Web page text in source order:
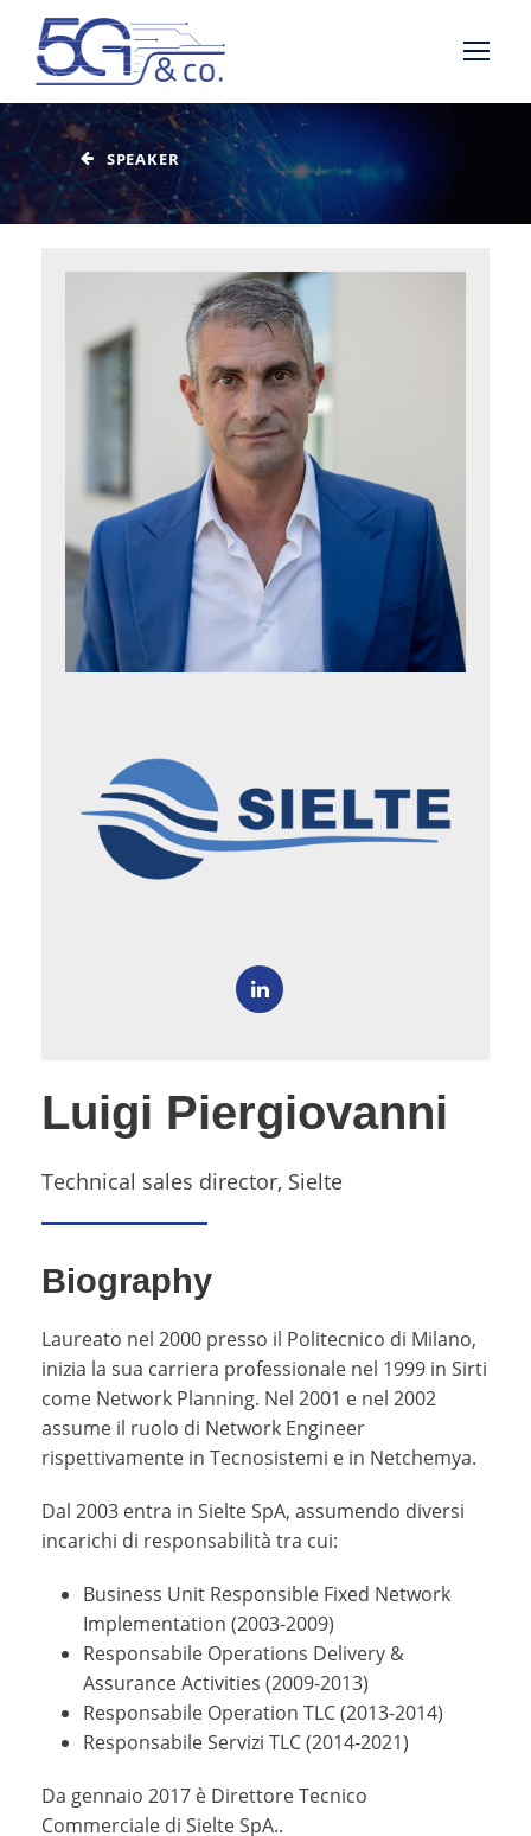
SPEAKER
Luigi Piergiovanni
Technical sales director, Sielte
Biography
Laureato nel 2000 presso il Politecnico di Milano,
inizia la sua carriera professionale nel 1999 in Sirti
come Network Planning. Nel 2001 e nel 2002
assume il ruolo di Network Engineer
rispettivamente in Tecnosistemi e in Netchemya.
Dal 2003 entra in Sielte SpA, assumendo diversi
incarichi di responsabilità tra cui:
Business Unit Responsible Fixed Network
Implementation (2003-2009)
Responsabile Operations Delivery &
Assurance Activities (2009-2013)
Responsabile Operation TLC (2013-2014)
Responsabile Servizi TLC (2014-2021)
Da gennaio 2017 è Direttore Tecnico
Commerciale di Sielte SpA..